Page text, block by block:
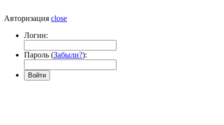
Авторизация close
Логин:
Пароль (Забыли?):
Войти